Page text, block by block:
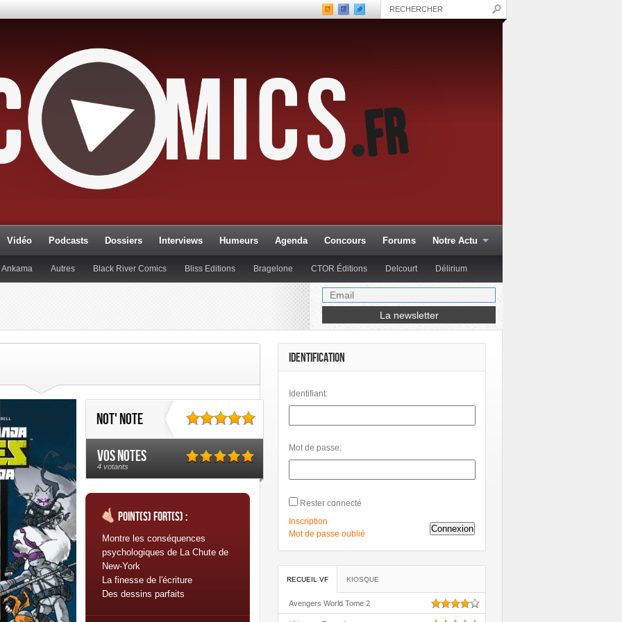
Vidéo Podcasts Dossiers Interviews Humeurs Agenda Concours Forums Notre Actu
Ankama Autres Black River Comics Bliss Editions Bragelone CTOR Éditions Delcourt Délirium
Glénat Glénat Comics
Panini Comics Petit à Petit Phileas Philéas
Not' note
Vos notes
4 votants
Point(s) fort(s) :
Montre les conséquences
psychologiques de La Chute de
New-York
La finesse de l'écriture
Des dessins parfaits
IDENTIFICATION
Identifiant:
Mot de passe:
Rester connecté
Connexion
Inscription
Mot de passe oublié
RECUEIL VF KIOSQUE
Avengers World Tome 2